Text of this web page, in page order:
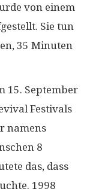
von einem
Sie tun
35 Minuten
15. September
Festivals
namens
8
das, dass
1998